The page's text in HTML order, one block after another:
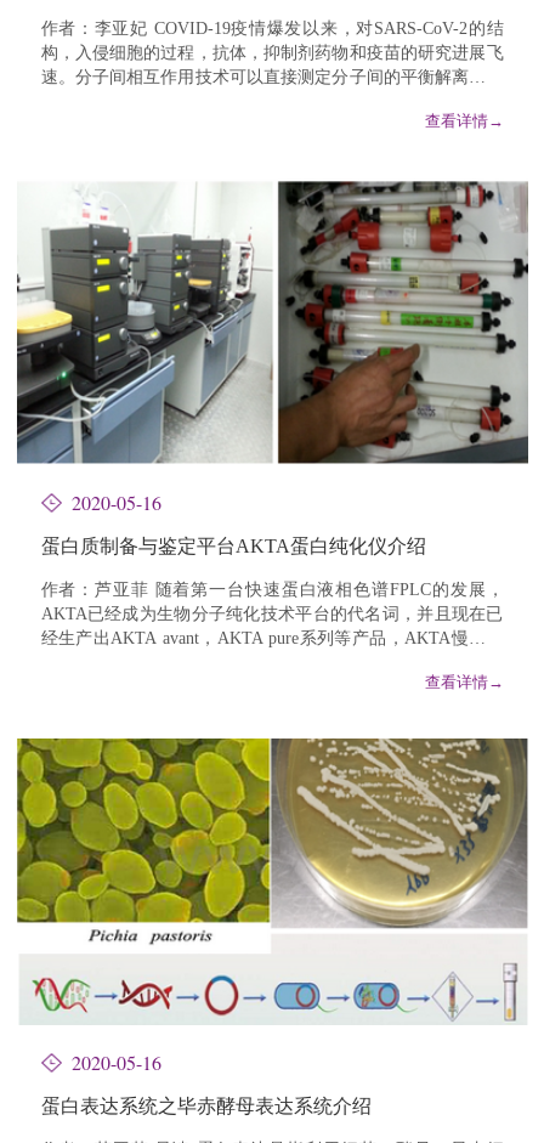
作者：李亚妃 COVID-19疫情爆发以来，对SARS-CoV-2的结
构，入侵细胞的过程，抗体，抑制剂药物和疫苗的研究进展飞
速。分子间相互作用技术可以直接测定分子间的平衡解离常数
查看详情→
2020-05-16
蛋白质制备与鉴定平台AKTA蛋白纯化仪介绍
作者：芦亚菲 随着第一台快速蛋白液相色谱FPLC的发展，
AKTA已经成为生物分子纯化技术平台的代名词，并且现在已
经生产出AKTA avant，AKTA pure系列等产品，AKTA慢慢变
查看详情→
2020-05-16
蛋白表达系统之毕赤酵母表达系统介绍